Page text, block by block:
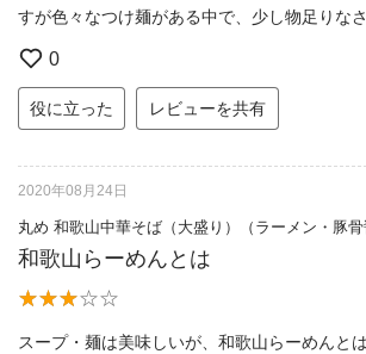
すが色々なつけ麺がある中で、少し物足りな
0
役に立った レビューを共有
2020年08月24日
丸め 和歌山中華そば（大盛り）（ラーメン・豚骨
和歌山らーめんとは
スープ・麺は美味しいが、和歌山らーめんと